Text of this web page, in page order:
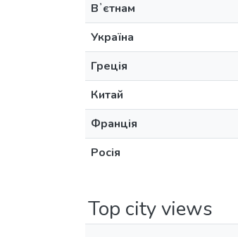
Вʼєтнам
Україна
Греція
Китай
Франція
Росія
Top city views